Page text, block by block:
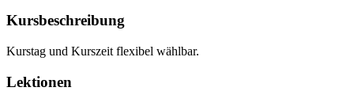
Kursbeschreibung
Kurstag und Kurszeit flexibel wählbar.
Lektionen